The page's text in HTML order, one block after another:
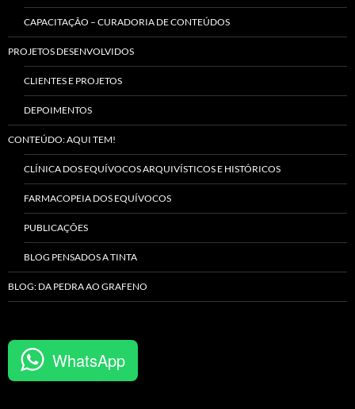
CAPACITAÇÃO – CURADORIA DE CONTEÚDOS
PROJETOS DESENVOLVIDOS
CLIENTES E PROJETOS
DEPOIMENTOS
CONTEÚDO: AQUI TEM!
CLÍNICA DOS EQUÍVOCOS ARQUIVÍSTICOS E HISTÓRICOS
FARMACOPEIA DOS EQUÍVOCOS
PUBLICAÇÕES
BLOG PENSADOS A TINTA
BLOG: DA PEDRA AO GRAFENO
WhatsApp